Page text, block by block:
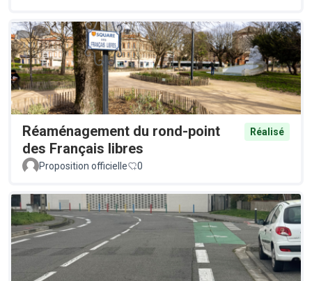
Réaménagement du rond-point
des Français libres
Réalisé
Proposition officielle 0